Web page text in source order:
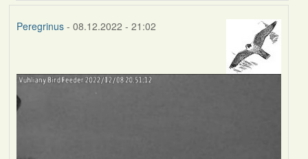
Peregrinus- 08.12.2022 - 21:02